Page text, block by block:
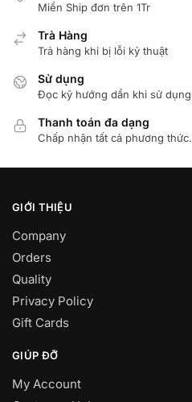
Miển Ship đơn trên 1Tr
Trà Hàng
Trả hàng khi bị lỗi kỷ thuật
Sử dụng
Đọc kỹ hướng dẩn khi sử dụng
Thanh toán đa dạng
Chấp nhận tất cả phương thức.
GIỚI THIỆU
Company
Orders
Quality
Privacy Policy
Gift Cards
GIÚP ĐỠ
My Account